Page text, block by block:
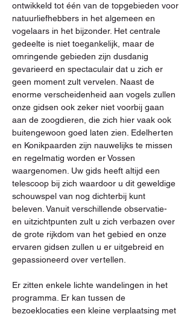
ontwikkeld tot één van de topgebieden voor
natuurliefhebbers in het algemeen en
vogelaars in het bijzonder. Het centrale
gedeelte is niet toegankelijk, maar de
omringende gebieden zijn dusdanig
gevarieerd en spectaculair dat u zich er
geen moment zult vervelen. Naast de
enorme verscheidenheid aan vogels zullen
onze gidsen ook zeker niet voorbij gaan
aan de zoogdieren, die zich hier vaak ook
buitengewoon goed laten zien. Edelherten
en Konikpaarden zijn nauwelijks te missen
en regelmatig worden er Vossen
waargenomen. Uw gids heeft altijd een
telescoop bij zich waardoor u dit geweldige
schouwspel van nog dichterbij kunt
beleven. Vanuit verschillende observatie-
en uitzichtpunten zult u zich verbazen over
de grote rijkdom van het gebied en onze
ervaren gidsen zullen u er uitgebreid en
gepassioneerd over vertellen.
Er zitten enkele lichte wandelingen in het
programma. Er kan tussen de
bezoeklocaties een kleine verplaatsing met